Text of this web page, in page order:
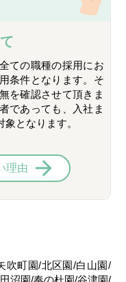
ての職種の採用にお
条件となります。そ
を確認させて頂きま
であっても、入社ま
となります。
理由
吹町園/北区園/白山園/